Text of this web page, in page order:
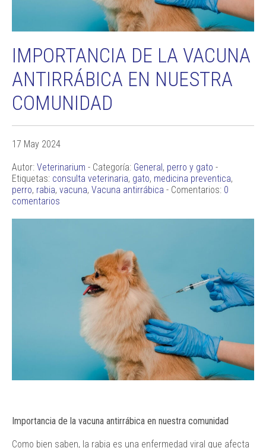
IMPORTANCIA DE LA VACUNA
ANTIRRÁBICA EN NUESTRA
COMUNIDAD
17 May 2024
Autor: Veterinarium - Categoría: General, perro y gato -
Etiquetas: consulta veterinaria, gato, medicina preventica,
perro, rabia, vacuna, Vacuna antirrábica - Comentarios: 0
comentarios
Importancia de la vacuna antirrábica en nuestra comunidad
Como bien saben, la rabia es una enfermedad viral que afecta